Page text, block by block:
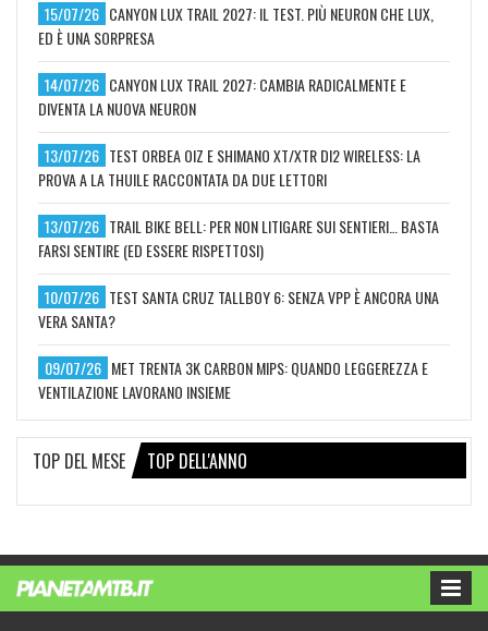
15/07/26 CANYON LUX TRAIL 2027: IL TEST. PIÙ NEURON CHE LUX,
ED È UNA SORPRESA
14/07/26 CANYON LUX TRAIL 2027: CAMBIA RADICALMENTE E
DIVENTA LA NUOVA NEURON
13/07/26 TEST ORBEA OIZ E SHIMANO XT/XTR DI2 WIRELESS: LA
PROVA A LA THUILE RACCONTATA DA DUE LETTORI
13/07/26 TRAIL BIKE BELL: PER NON LITIGARE SUI SENTIERI… BASTA
FARSI SENTIRE (ED ESSERE RISPETTOSI)
10/07/26 TEST SANTA CRUZ TALLBOY 6: SENZA VPP È ANCORA UNA
VERA SANTA?
09/07/26 MET TRENTA 3K CARBON MIPS: QUANDO LEGGEREZZA E
VENTILAZIONE LAVORANO INSIEME
TOP DEL MESE TOP DELL'ANNO